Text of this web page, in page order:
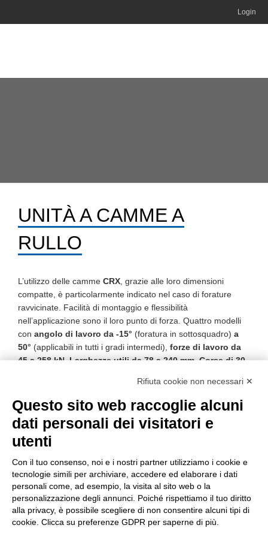
Login
UNITÀ A CAMME A
RULLO
L’utilizzo delle camme CRX , grazie alle loro dimensioni
compatte, è particolarmente indicato nel caso di forature
ravvicinate. Facilità di montaggio e flessibilità
nell’applicazione sono il loro punto di forza. Quattro modelli
con angolo di lavoro da -15° (foratura in sottosquadro) a
50° (applicabili in tutti i gradi intermedi), forze di lavoro da
45 a 258 kN. Larghezze utili da 78 a 240 mm. Corse di 30
Nuovi ganci di sicurezzaper l’estrazione.Cunei di
azionamento normalizzati per angoli di lavoro da -15° a
50°(a passi di 5°).Sensore per il controllo di posizione
del cursore.
Unità a Camme a Rullo CRX
22/07/2025
Rifiuta cookie non necessari ✕
Questo sito web raccoglie alcuni
dati personali dei visitatori e
utenti
Con il tuo consenso, noi e i nostri partner utilizziamo i cookie e
tecnologie simili per archiviare, accedere ed elaborare i dati
personali come, ad esempio, la visita al sito web o la
personalizzazione degli annunci. Poiché rispettiamo il tuo diritto
alla privacy, è possibile scegliere di non consentire alcuni tipi di
cookie. Clicca su preferenze GDPR per saperne di più.